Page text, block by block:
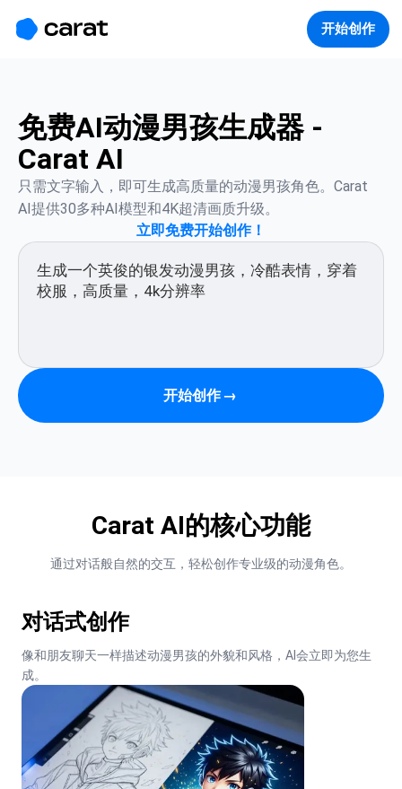
开始创作
免费AI动漫男孩生成器 -
Carat AI
只需文字输入，即可生成高质量的动漫男孩角色。Carat
AI提供30多种AI模型和4K超清画质升级。
立即免费开始创作！
开始创作 →
Carat AI的核心功能
通过对话般自然的交互，轻松创作专业级的动漫角色。
对话式创作
像和朋友聊天一样描述动漫男孩的外貌和风格，AI会立即为您生
成。